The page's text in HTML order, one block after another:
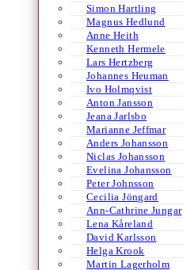
Simon Hartling
Magnus Hedlund
Anne Heith
Kenneth Hermele
Lars Hertzberg
Johannes Heuman
Ivo Holmqvist
Anton Jansson
Jeana Jarlsbo
Marianne Jeffmar
Anders Johansson
Niclas Johansson
Evelina Johansson
Peter Johnsson
Cecilia Jöngard
Ann-Cathrine Jungar
Lena Kåreland
David Karlsson
Helga Krook
Martin Lagerholm